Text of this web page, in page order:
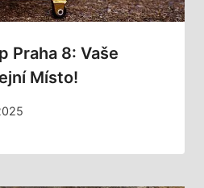
Praha 8: Vaše
Místo!